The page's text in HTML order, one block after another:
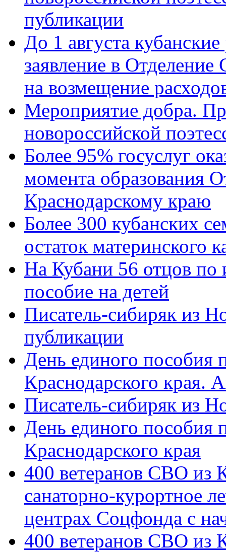
публикации
До 1 августа
заявление в
на возмещение
Мероприятие добра.
новороссийской
Более 95% госуслуг
момента образования
Краснодарскому краю
Более 300 кубанских
остаток материнского
На Кубани 56 отцов по
пособие на детей
Писатель-сибиряк из
публикации
День единого пособия
Краснодарского края.
Писатель-сибиряк из
День единого пособия
Краснодарского края
400 ветеранов СВО из
санаторно-курортное
центрах Соцфонда с
400 ветеранов СВО из